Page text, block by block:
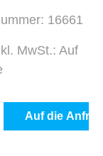
16661
MwSt.: Auf
Anzahl:
Auf die